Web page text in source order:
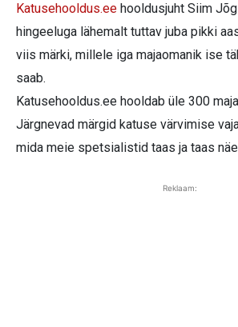
Katusehooldus.ee hooldusjuht Siim
hingeeluga lähemalt tuttav juba pikki
viis märki, millele iga majaomanik ise
saab.
Katusehooldus.ee hooldab üle 300
Järgnevad märgid katuse värvimise
mida meie spetsialistid taas ja taas
Reklaam: